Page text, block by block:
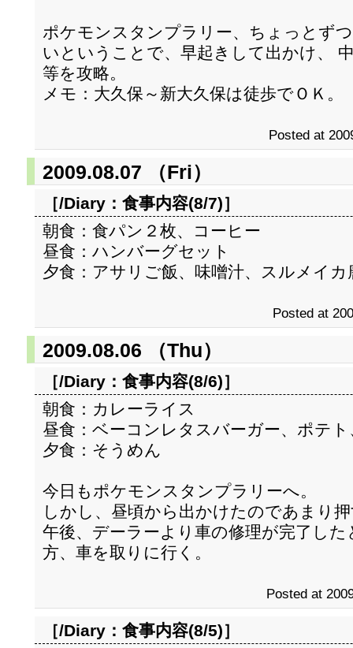
ポケモンスタンプラリー、ちょっとず
いということで、早起きして出かけ、
等を攻略。
メモ：大久保～新大久保は徒歩でＯＫ。
Posted at
2009.08.07 （Fri）
［/Diary： 食事内容(8/7)］
朝食：食パン２枚、コーヒー
昼食：ハンバーグセット
夕食：アサリご飯、味噌汁、スルメイカ
Posted at
2009.08.06 （Thu）
［/Diary： 食事内容(8/6)］
朝食：カレーライス
昼食：ベーコンレタスバーガー、ポテ
夕食：そうめん
今日もポケモンスタンプラリーへ。
しかし、昼頃から出かけたのであまり
午後、デーラーより車の修理が完了し
方、車を取りに行く。
Posted at
［/Diary： 食事内容(8/5)］